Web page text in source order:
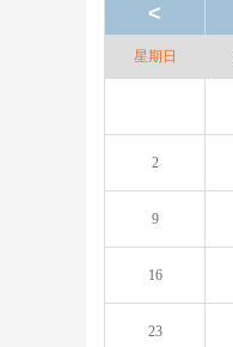
<
星期日
2
9
16
23